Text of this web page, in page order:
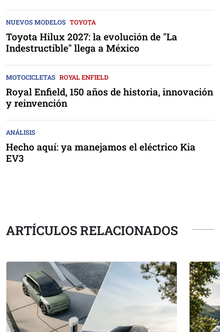
NUEVOS MODELOS TOYOTA
Toyota Hilux 2027: la evolución de "La
Indestructible" llega a México
MOTOCICLETAS ROYAL ENFIELD
Royal Enfield, 150 años de historia, innovación
y reinvención
ANÁLISIS
Hecho aquí: ya manejamos el eléctrico Kia
EV3
ARTÍCULOS RELACIONADOS